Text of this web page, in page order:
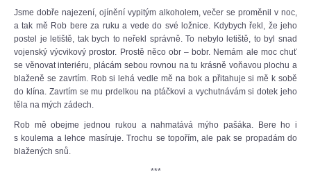
Jsme dobře najezení, ojínění vypitým alkoholem, večer se proměnil v noc,
a tak mě Rob bere za ruku a vede do své ložnice. Kdybych řekl, že jeho
postel je letiště, tak bych to neřekl správně. To nebylo letiště, to byl snad
vojenský výcvikový prostor. Prostě něco obr – bobr. Nemám ale moc chuť
se věnovat interiéru, plácám sebou rovnou na tu krásně voňavou plochu a
blaženě se zavrtím. Rob si lehá vedle mě na bok a přitahuje si mě k sobě
do klína. Zavrtím se mu prdelkou na ptáčkovi a vychutnávám si dotek jeho
těla na mých zádech.
Rob mě obejme jednou rukou a nahmatává mýho pašáka. Bere ho i
s koulema a lehce masíruje. Trochu se topořím, ale pak se propadám do
blažených snů.
***